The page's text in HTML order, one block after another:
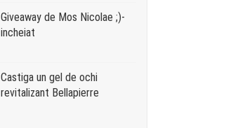
Giveaway de Mos Nicolae ;)-
incheiat
Castiga un gel de ochi
revitalizant Bellapierre